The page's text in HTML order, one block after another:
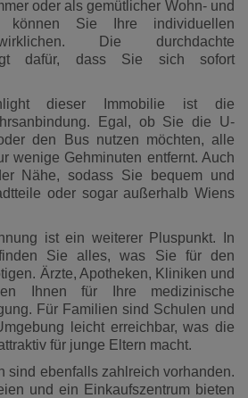
oder als gemütlicher Wohn- und
können Sie Ihre individuellen
Die durchdachte
dafür, dass Sie sich sofort
dieser Immobilie ist die
Egal, ob Sie die U-
den Bus nutzen möchten, alle
wenige Gehminuten entfernt. Auch
Nähe, sodass Sie bequem und
oder sogar außerhalb Wiens
ist ein weiterer Pluspunkt. In
Sie alles, was Sie für den
Ärzte, Apotheken, Kliniken und
Ihnen für Ihre medizinische
Für Familien sind Schulen und
leicht erreichbar, was die
für junge Eltern macht.
sind ebenfalls zahlreich vorhanden.
und ein Einkaufszentrum bieten